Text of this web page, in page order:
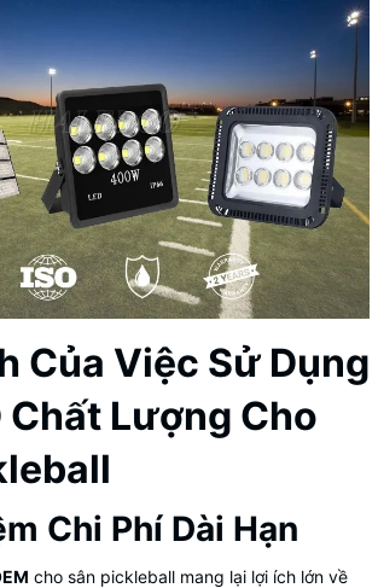
Của Việc Sử Dụng
Chất Lượng Cho
Chi Phí Dài Hạn
cho sân pickleball mang lại lợi ích lớn về